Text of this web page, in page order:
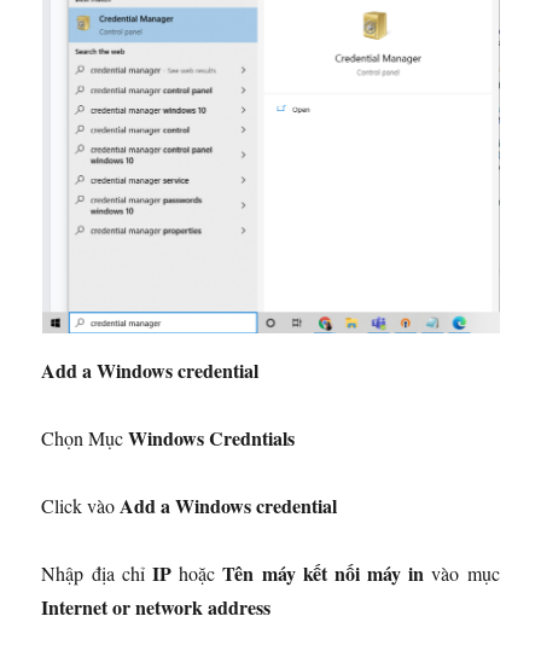
Add a Windows credential
Chọn MụcWindows Credntials
Click vào Add a Windows credential
Nhập địa chỉ IPhoặcTên máy kết nối máy in vào mục
Internet or network address